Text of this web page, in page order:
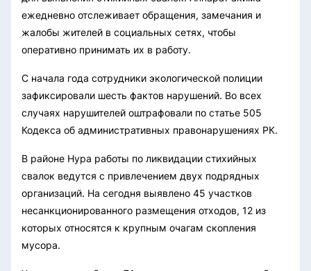
ежедневно отслеживает обращения, замечания и
жалобы жителей в социальных сетях, чтобы
оперативно принимать их в работу.
С начала года сотрудники экологической полиции
зафиксировали шесть фактов нарушений. Во всех
случаях нарушителей оштрафовали по статье 505
Кодекса об административных правонарушениях РК.
В районе Нура работы по ликвидации стихийных
свалок ведутся с привлечением двух подрядных
организаций. На сегодня выявлено 45 участков
несанкционированного размещения отходов, 12 из
которых относятся к крупным очагам скопления
мусора.